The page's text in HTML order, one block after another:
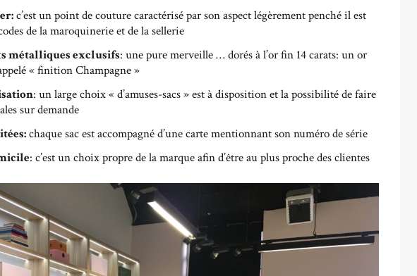
c’est un point de couture caractérisé par son aspect légèrement penché il est
de la maroquinerie et de la sellerie
métalliques exclusifs: une pure merveille … dorés à l’or fin 14 carats: un or
« finition Champagne »
: un large choix « d’amuses-sacs » est à disposition et la possibilité de faire
sur demande
chaque sac est accompagné d’une carte mentionnant son numéro de série
: c’est un choix propre de la marque afin d’être au plus proche des clientes